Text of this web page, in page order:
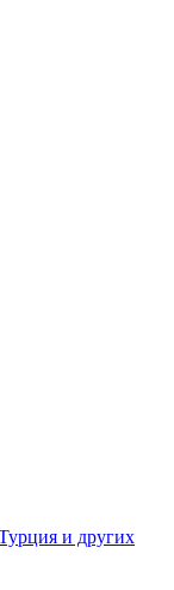
и других